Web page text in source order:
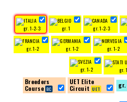
gr. 1-2-3 gr. 1 gr. 1-2-3
gr. 1-2 gr. 1-2 gr. 1-2
gr. 1-2 gr.
Breeders
Course
UET Elite
Circuit
gr.